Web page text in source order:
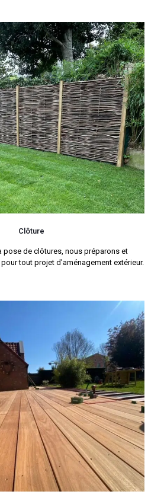
Clôture
pose de clôtures, nous préparons et
tout projet d'aménagement extérieur.